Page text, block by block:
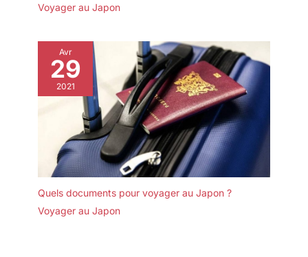
Voyager au Japon
Avr
29
2021
Quels documents pour voyager au Japon ?
Voyager au Japon